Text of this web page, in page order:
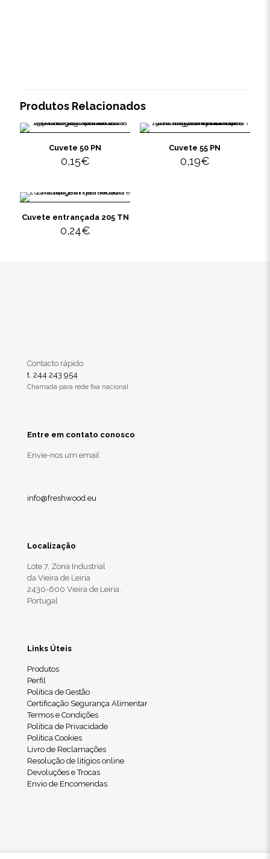
Produtos Relacionados
Cuvete 50 PN
0,15€
Cuvete 55 PN
0,19€
Cuvete entrançada 205 TN
0,24€
Contacto rápido
t. 244 243 954
Chamada para rede fixa nacional
Entre em contato conosco
Envie-nos um email
info@freshwood.eu
Localização
Lote 7, Zona Industrial
da Vieira de Leiria
2430-600 Vieira de Leiria,
Portugal
Links Úteis
Produtos
Perfil
Política de Gestão
Certificação Segurança Alimentar
Termos e Condições
Política de Privacidade
Política Cookies
Livro de Reclamações
Resolução de litígios online
Devoluções e Trocas
Envio de Encomendas